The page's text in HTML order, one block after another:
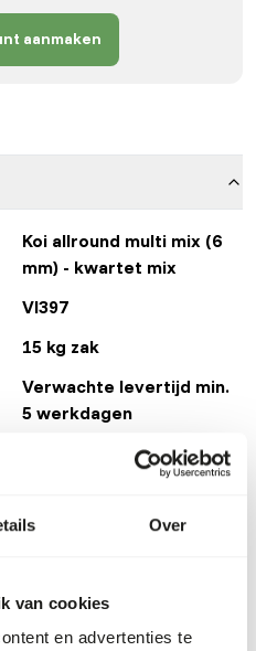
Over
van cookies
en advertenties te
aanmaken
Koi allround multi mix (6
mm) - kwartet mix
VI397
15 kg zak
Verwachte levertijd min.
5 werkdagen